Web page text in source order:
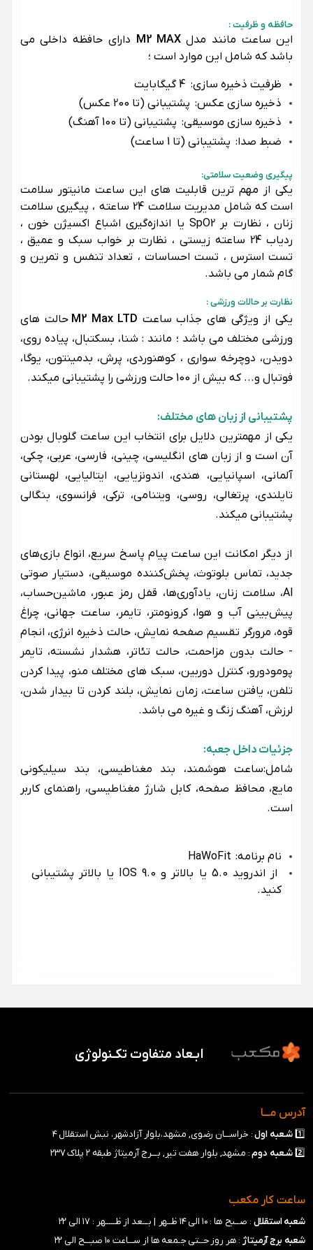
حافظه و ظرفیت :
این ساعت مانند مدلM2 MAX
دارای حافظه داخلی می
باشد که شامل این موارد است ؛
ظرفیت ذخیره سازی: 4 گیگابایت
ذخیره سازی عکس: پشتیبانی (تا 200 عکس)
ذخیره سازی موسیقی: پشتیبانی (تا 100 آهنگ)
ضبط صدا: پشتیبانی (تا 1 ساعت)
پیگیری وضعیت سلامتی:
یکی از مهم ترین قابلیت های این ساعت مانیتور سلامت
است که شامل مدیریت سلامت 24 ساعته ، پیگیری سلامت
زنان ، نظارت بر SpO2 یا اندازه‌گیری اشباع اکسیژن خون ،
ردیاب 24 ساعته زیستی ، نظارت بر خواب سبک و عمیق ،
تست استرس ، تست احساسات ، تعداد تنفس و تمرین و
گام شمار می باشد.
نظارت بر حالات ورزشی :
یکی از ویژگی های جذاب ساعت M2 Max LTD حالت های
ورزشی مختلف می باشد ؛ مانند : شنا، بسکتبال، پیاده روی،
دویدن، دوچرخه سواری ، کوهنوردی، پرش، بدمینتون، یوگا،
فوتبال و... که بیش از 100 حالت ورزشی را پشتیبانی میکند.
پشتیبانی از زبان های مختلف:
یکی از مهمترین دلایل برای انتخاب این ساعت گلوبال بودن
آن است و از زبان های انگلیسی، چینی، فارسی، عربی، چکی،
آلمانی، اسپانیایی، هندی، اندونزیایی، ایتالیایی، لهستانی
تایلندی، پرتغالی، روسی، ویتنامی، ترکی، فرانسوی، بنگالی
پشتیبانی میکند.
از دیگر امکانت این ساعت پیام پاسخ سریع، انواع بازی‌های
جدید، تماس بلوتوث، پخش‌کننده موسیقی، دستیار صوتی
Al، سلامت زنان، یادآوری‌ها، قفل رمز عبور، ماشین‌حساب،
پیش‌بینی آب و هوا، کرونومتر، تایمر، ساعت جهانی، چراغ
قوه، مرورگر تقسیم صفحه نمایش، حالت ذخیره انرژی، انجام
- حالت بدون مزاحمت، حالت تئاتر، هشدار نشسته، تایمر
پومودورو، کنترل دوربین، سبک های مختلف منو، پیدا کردن
تلفن، یافتن ساعت، زمان نمایش، بلند کردن تا بیدار شدن،
لرزش، آهنگ زنگ و غیره می باشد.
جزئیات داخل جعبه:
شامل:ساعت هوشمند، بند مغناطیسی، بند سیلیکونی
مایع، محافظ صفحه، کابل شارژ مغناطیسی، راهنمای کاربر
است.
نام برنامه: HaWoFit
از اندروید 5.0 یا بالاتر و IOS 9.0 یا بالاتر پشتیبانی
کنید.
ابـعاد متفاوت تکـنولوژی
آدرس مـــا
1️⃣ شـعبه اول: خراســـان رضوی, مشهد،بلوار آزادشهر، نبش استقلال ۴
2️⃣ شـعبه دوم: مشهد, بلوار هفت تیر, بـــرج آرمیتاژ طبقه ۲ پلاک ۲۳۷
ساعت کار مکعب
شعبه استقلال : صــبح ها : ۱۰ الی ۱۴ ظــهر |
بـــعد از ظـــــهر : ۱۷ الی ۲۲
شعبه برج آرمیتاژ : هر روز حــتی جـمعه ها از ســـاعت ۱۰ صبـــح الی ۲۲